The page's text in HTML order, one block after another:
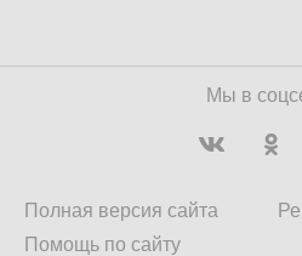
Мы в
Полная версия сайта
Помощь по сайту